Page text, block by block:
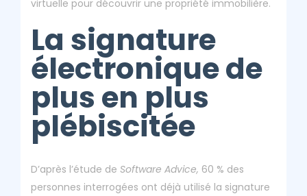
virtuelle pour découvrir une propriété immobilière.
La signature
électronique de
plus en plus
plébiscitée
D’après l’étude de Software Advice, 60 % des
personnes interrogées ont déjà utilisé la signature